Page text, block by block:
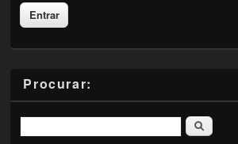
Procurar:
Pesquisar